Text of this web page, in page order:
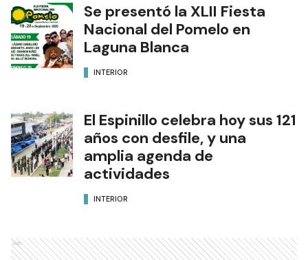
Se presentó la XLII Fiesta
Nacional del Pomelo en
Laguna Blanca
INTERIOR
El Espinillo celebra hoy sus 121
años con desfile, y una
amplia agenda de
actividades
INTERIOR
Ads